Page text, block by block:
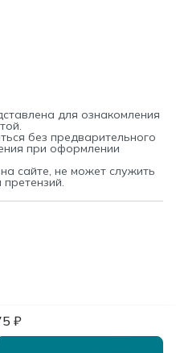
₽
для ознакомления
без предварительного
при оформлении
сайте, не может служить